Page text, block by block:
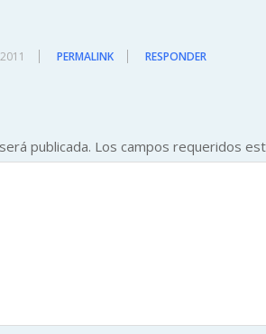
PERMALINK RESPONDER
publicada. Los campos requeridos